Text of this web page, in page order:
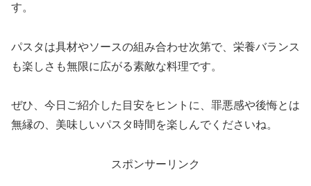
す。
パスタは具材やソースの組み合わせ次第で、栄養バランス
も楽しさも無限に広がる素敵な料理です。
ぜひ、今日ご紹介した目安をヒントに、罪悪感や後悔とは
無縁の、美味しいパスタ時間を楽しんでくださいね。
スポンサーリンク